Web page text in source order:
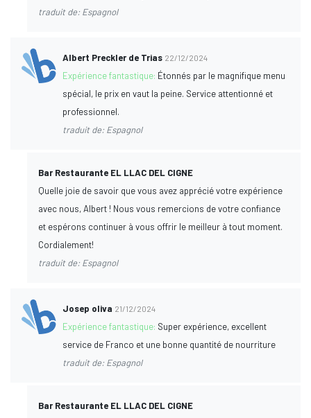
traduit de: Espagnol
Albert Preckler de Trias 22/12/2024
Expérience fantastique: Étonnés par le magnifique menu
spécial, le prix en vaut la peine. Service attentionné et
professionnel.
traduit de: Espagnol
Bar Restaurante EL LLAC DEL CIGNE
Quelle joie de savoir que vous avez apprécié votre expérience
avec nous, Albert ! Nous vous remercions de votre confiance
et espérons continuer à vous offrir le meilleur à tout moment.
Cordialement!
traduit de: Espagnol
Josep oliva 21/12/2024
Expérience fantastique: Super expérience, excellent
service de Franco et une bonne quantité de nourriture
traduit de: Espagnol
Bar Restaurante EL LLAC DEL CIGNE